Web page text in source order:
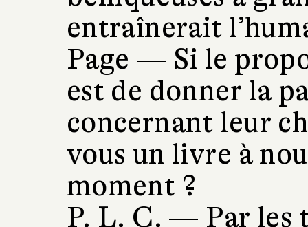
entraînerait
Page — Si le
est de donner la
concernant leur
vous un livre à
moment ?
P. L. C. — Par les